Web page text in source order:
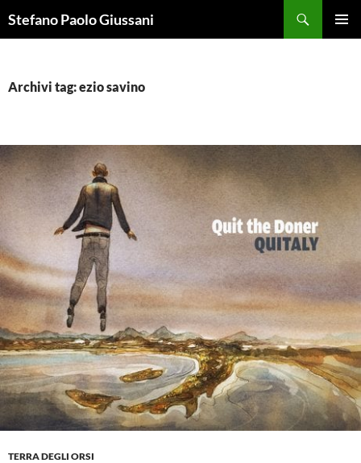
alStefano Paolo Giussani
Archivi tag: ezio savino
TERRA DEGLI ORSI